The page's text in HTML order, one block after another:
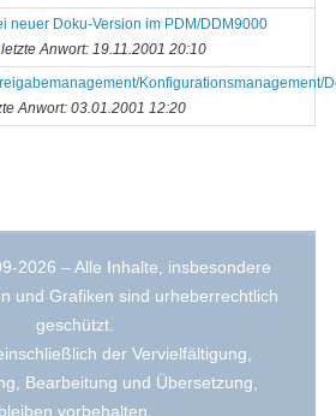
neuer Doku-Version im PDM/DDM9000
, letzte Anwort: 19.11.2001 20:10
Konfigurationsmanagement/
Anwort: 03.01.2001 12:20
2026 – Alle Inhalte, insbesondere
und Grafiken sind urheberrechtlich
geschützt.
der Vervielfältigung,
Bearbeitung und Übersetzung,
bleiben vorbehalten.